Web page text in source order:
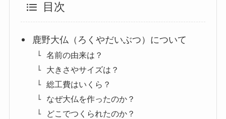
目次
鹿野大仏（ろくやだいぶつ）について
名前の由来は？
大きさやサイズは？
総工費はいくら？
なぜ大仏を作ったのか？
どこでつくられたのか？